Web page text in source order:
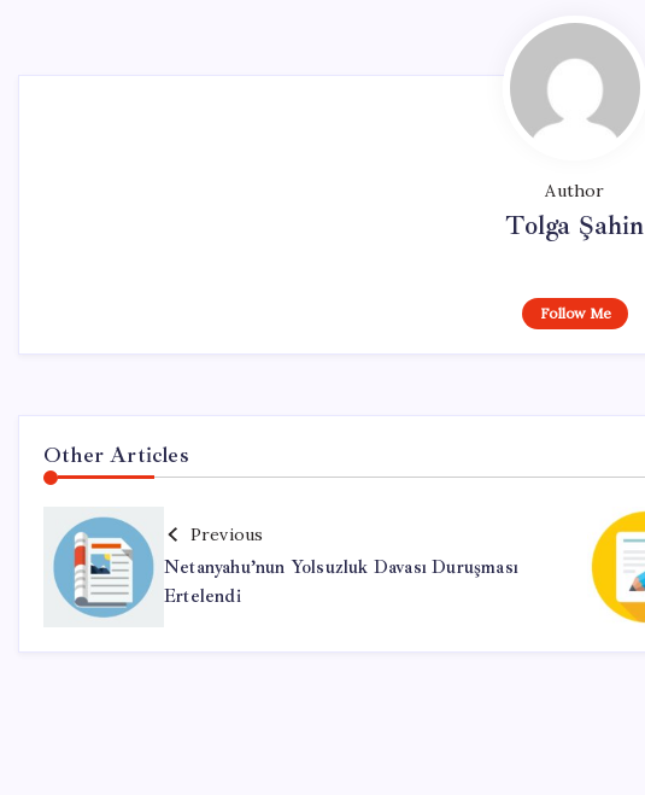
Author
Tolga Şahin
Follow Me
Other Articles
Previous
Netanyahu’nun Yolsuzluk Davası Duruşması
Ertelendi